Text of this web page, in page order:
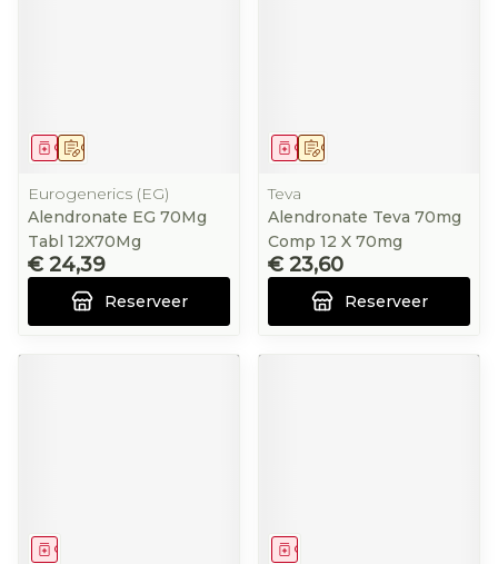
Op voorschrift
Geneesmiddel
Eurogenerics (EG)
Alendronate EG 70Mg
Tabl 12X70Mg
€ 24,39
Reserveer
Op voorschrift
Geneesmiddel
Teva
Alendronate Teva 70mg
Comp 12 X 70mg
€ 23,60
Reserveer
Geneesmiddel Geneesmiddel